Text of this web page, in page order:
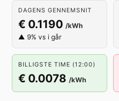
DAGENS GENNEMSNIT
€ 0.1190 /kWh
▲ 9% vs i går
BILLIGSTE TIME (12:00)
€ 0.0078 /kWh